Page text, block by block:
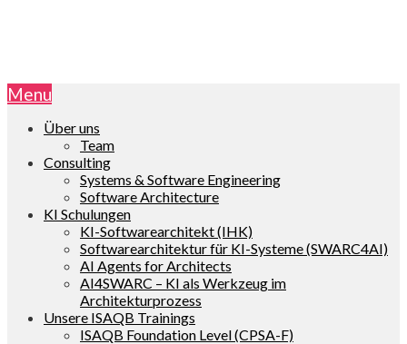
Menu
Über uns
Team
Consulting
Systems & Software Engineering
Software Architecture
KI Schulungen
KI-Softwarearchitekt (IHK)
Softwarearchitektur für KI-Systeme (SWARC4AI)
AI Agents for Architects
AI4SWARC – KI als Werkzeug im
Architekturprozess
Unsere ISAQB Trainings
ISAQB Foundation Level (CPSA-F)